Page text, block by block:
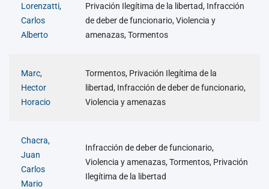
Lorenzatti,
Carlos
Alberto
Privación Ilegítima de la libertad, Infracción
de deber de funcionario, Violencia y
amenazas, Tormentos
Marc,
Hector
Horacio
Tormentos, Privación Ilegítima de la
libertad, Infracción de deber de funcionario,
Violencia y amenazas
Chacra,
Juan
Carlos
Mario
Infracción de deber de funcionario,
Violencia y amenazas, Tormentos, Privación
Ilegítima de la libertad